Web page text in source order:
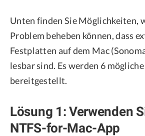
Unten finden Sie Möglichkeiten,
Problem beheben können, dass
Festplatten auf dem Mac
lesbar sind. Es werden 6
bereitgestellt.
Lösung 1: Verwenden
NTFS-for-Mac-App